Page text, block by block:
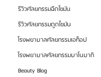
รีวิวศัลยกรรมฉีดไขมัน
รีวิวศัลยกรรมดูดไขมัน
โรงพยาบาลศัลยกรรมเอท็อป
โรงพยาบาลศัลยกรรมบาโนบากิ
Beauty Blog